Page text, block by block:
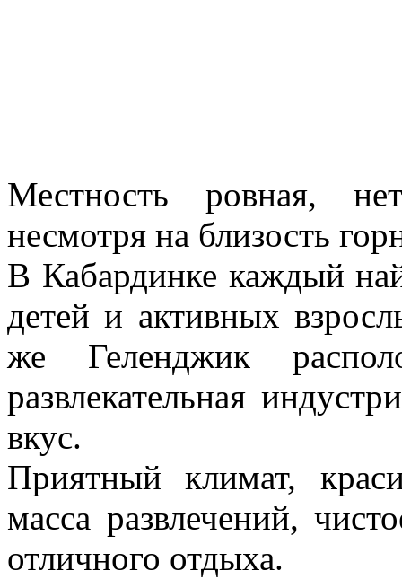
Местность ровная,
несмотря на близость
В Кабардинке каждый
детей и активных
же Геленджик
развлекательная
вкус.
Приятный климат,
масса развлечений,
отличного отдыха.